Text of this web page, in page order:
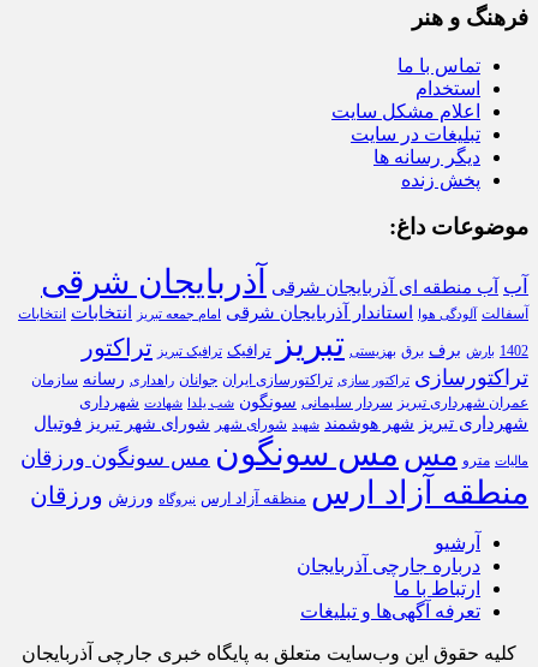
فرهنگ و هنر
تماس با ما
استخدام
اعلام مشکل سایت
تبلیغات در سایت
دیگر رسانه ها
پخش زنده
موضوعات داغ:
آب آب منطقه ای آذربایجان شرقی آذربایجان شرقی
آسفالت آلودگی هوا استاندار آذربایجان شرقی امام جمعه تبریز انتخابات انتخابات
1402 بارش برف برق بهزیستی تبریز ترافیک ترافیک تبریز تراکتور
تراکتورسازی تراکتور سازی تراکتورسازی ایران جوانان راهداری رسانه سازمان
عمران شهرداری تبریز سردار سلیمانی سونگون شب یلدا شهادت شهرداری
شهرداری تبریز شهر هوشمند شهید شورای شهر شورای شهر تبریز فوتبال
مالیات مترو مس مس سونگون مس سونگون ورزقان
منطقه آزاد ارس منظقه آزاد ارس نیروگاه ورزش ورزقان
آرشیو
درباره جارچی آذربایجان
ارتباط با ما
تعرفه آگهی‌ها و تبلیغات
کلیه حقوق این وب‌سایت متعلق به پایگاه خبری جارچی آذربایجان